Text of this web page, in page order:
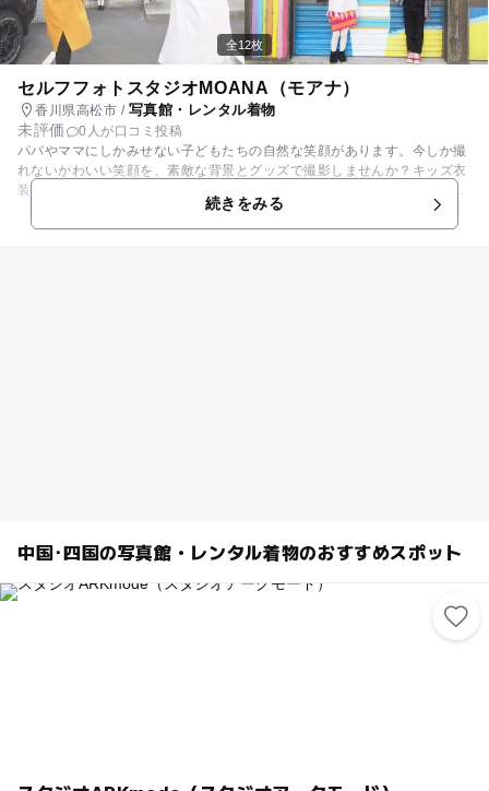
全12枚
セルフフォトスタジオMOANA（モアナ）
香川県高松市 / 写真館・レンタル着物
未評価
0人が口コミ投稿
パパやママにしかみせない子どもたちの自然な笑顔があります。今しか撮
れないかわいい笑顔を、素敵な背景とグッズで撮影しませんか？キッズ衣
装は無料貸出♪カメラマンは、パパとママ！ 屋内の為、雨でも楽しく撮影
のは、大きな行事かな…でも、もっと気軽に子供たちの笑顔を残したい♪
続きをみる
中国･四国の写真館・レンタル着物のおすすめスポット